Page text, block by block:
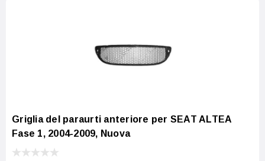
Griglia del paraurti anteriore per SEAT ALTEA
Fase 1, 2004-2009, Nuova